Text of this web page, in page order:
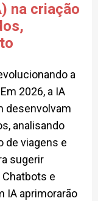
na criação
a
2026, a IA
desenvolvam
analisando
de viagens e
sugerir
e
IA aprimorarão